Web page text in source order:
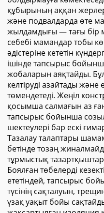
құбырының аққан
және подвалдарда өте
жылдамдығы — тағы
себебі мамандар тобы
әдістеріне кететін
ішінде тапсырыс
жобаларын аяқтайды. Бұл
келтіруді азайтады
төмендетеді. Жеңіл
қосымша салмағын аз
тапсырыс бойынша
шектеулері бар ескі
Тазалау талаптары
бетінде тозаң
тұрмыстық
Боялған төбелерді
ететіндей, тапсырыс
түсінің сақталуын,
ұзақ уақыт бойы